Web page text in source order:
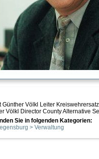
Günther Völkl Leiter
Völkl Director County Alternative
Sie in folgenden Kategorien:
> Verwaltung